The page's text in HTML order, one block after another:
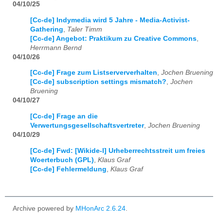
04/10/25
[Cc-de] Indymedia wird 5 Jahre - Media-Activist-
Gathering
Taler Timm
[Cc-de] Angebot: Praktikum zu Creative Commons
Herrmann Bernd
04/10/26
[Cc-de] Frage zum Listserververhalten, Jochen Bruening
[Cc-de] subscription settings mismatch?, Jochen
Bruening
04/10/27
[Cc-de] Frage an die
Verwertungsgesellschaftsvertreter, Jochen Bruening
04/10/29
[Cc-de] Fwd: [Wikide-l] Urheberrechtsstreit um freies
Woerterbuch (GPL) Klaus Graf
[Cc-de] Fehlermeldung Klaus Graf
Archive powered by MHonArc 2.6.24.